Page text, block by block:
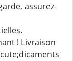
assurez-
! Livraison